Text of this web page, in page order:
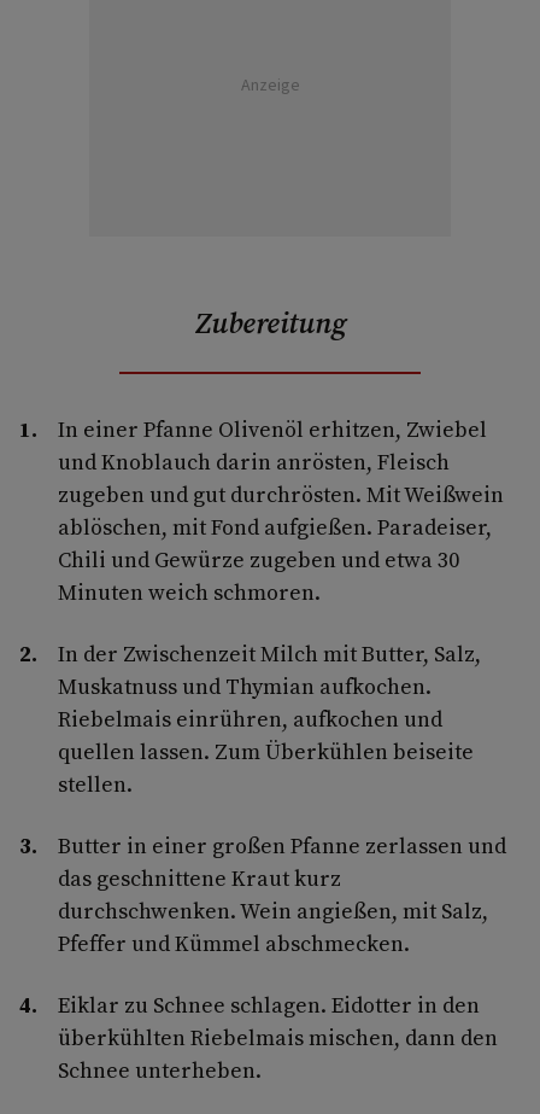
Anzeige
Zubereitung
In einer Pfanne Olivenöl erhitzen, Zwiebel
und Knoblauch darin anrösten, Fleisch
zugeben und gut durchrösten. Mit Weißwein
ablöschen, mit Fond aufgießen. Paradeiser,
Chili und Gewürze zugeben und etwa 30
Minuten weich schmoren.
In der Zwischenzeit Milch mit Butter, Salz,
Muskatnuss und Thymian aufkochen.
Riebelmais einrühren, aufkochen und
quellen lassen. Zum Überkühlen beiseite
stellen.
Butter in einer großen Pfanne zerlassen und
das geschnittene Kraut kurz
durchschwenken. Wein angießen, mit Salz,
Pfeffer und Kümmel abschmecken.
Eiklar zu Schnee schlagen. Eidotter in den
überkühlten Riebelmais mischen, dann den
Schnee unterheben.